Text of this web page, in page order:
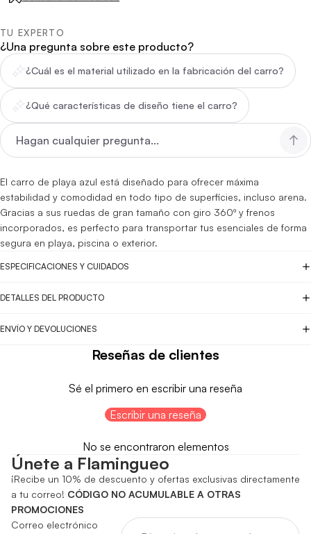
TU EXPERTO
¿Una pregunta sobre este producto?
¿Cuál es el material utilizado en la fabricación del carro?
¿Qué características de diseño tiene el carro?
El carro de playa azul está diseñado para ofrecer máxima
estabilidad y comodidad en todo tipo de superficies, incluso arena.
Gracias a sus ruedas de gran tamaño con giro 360º y frenos
incorporados, es perfecto para transportar tus esenciales de forma
segura en playa, piscina o exterior.
ESPECIFICACIONES Y CUIDADOS
DETALLES DEL PRODUCTO
ENVÍO Y DEVOLUCIONES
Reseñas de clientes
Sé el primero en escribir una reseña
Escribir una reseña
No se encontraron elementos
Únete a Flamingueo
¡Recibe un 10% de descuento y ofertas exclusivas directamente
a tu correo! CÓDIGO NO ACUMULABLE A OTRAS
PROMOCIONES
Correo electrónico